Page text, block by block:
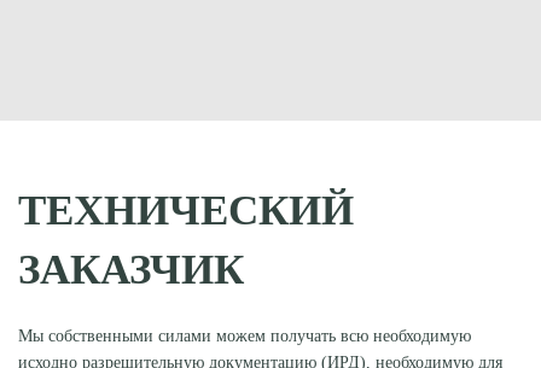
ТЕХНИЧЕСКИЙ
ЗАКАЗЧИК
Мы собственными силами можем получать всю необходимую
исходно разрешительную документацию (ИРД), необходимую для